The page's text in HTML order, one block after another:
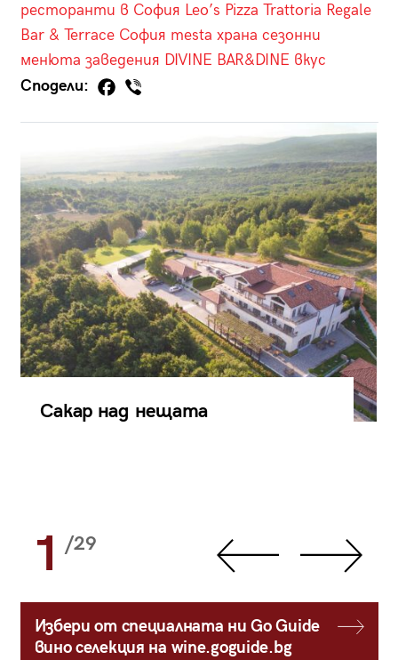
ресторанти в София Leo’s Pizza Trattoria Regale
Bar & Terrace София mesta храна сезонни
менюта заведения DIVINE BAR&DINE вкус
Сподели:
Сакар над нещата
1 /29
Избери от специалната ни Go Guide
вино селекция на wine.goguide.bg